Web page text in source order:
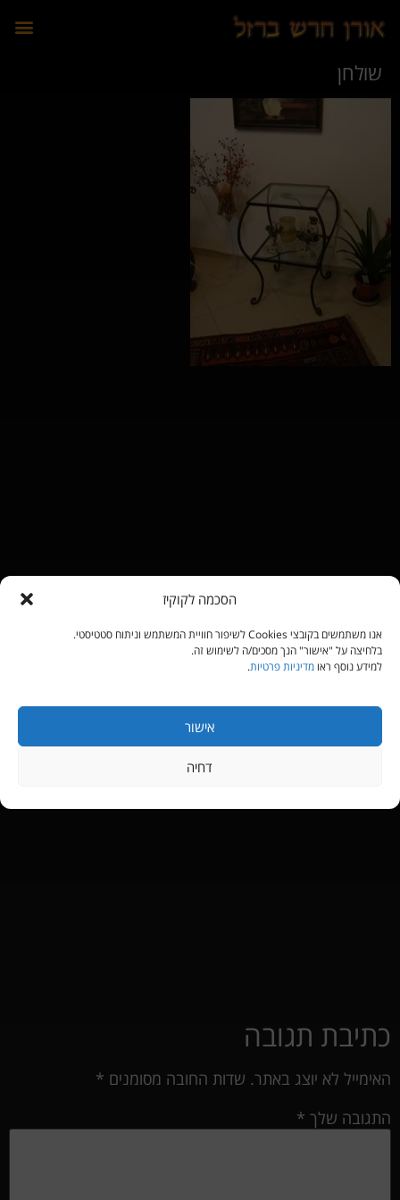
הסכמה לקוקיז
אנו משתמשים בקובצי Cookies לשיפור חוויית המשתמש וניתוח סטטיסטי.
בלחיצה על "אישור" הנך מסכים/ה לשימוש זה.
למידע נוסף ראומדיניות פרטיות.
אישור
דחיה
שולחן
כתיבת תגובה
האימייל לא יוצג באתר. שדות החובה מסומנים *
התגובה שלך *